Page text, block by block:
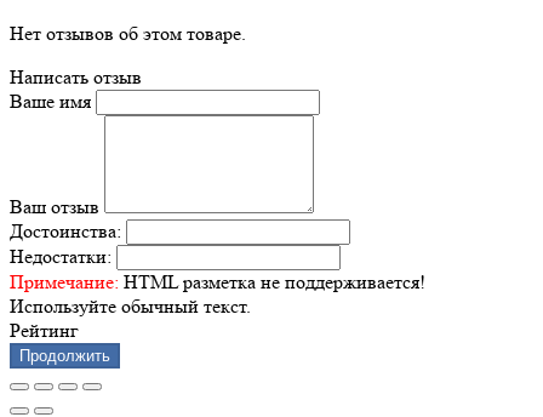
Нет отзывов об этом товаре.
Написать отзыв
Ваше имя
Ваш отзыв
Достоинства:
Недостатки:
Примечание: HTML разметка не поддерживается!
Используйте обычный текст.
Рейтинг
Продолжить